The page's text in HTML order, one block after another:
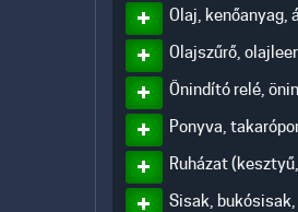
Olaj, kenőanyag,
Olajszűrő,
Önindító relé,
Ponyva,
Ruházat
Sisak,